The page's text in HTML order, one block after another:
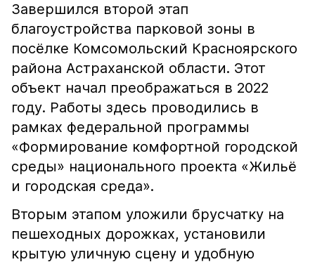
Завершился второй этап
благоустройства парковой зоны в
посёлке Комсомольский Красноярского
района Астраханской области. Этот
объект начал преображаться в 2022
году. Работы здесь проводились в
рамках федеральной программы
«Формирование комфортной городской
среды» национального проекта «Жильё
и городская среда».
Вторым этапом уложили брусчатку на
пешеходных дорожках, установили
крытую уличную сцену и удобную